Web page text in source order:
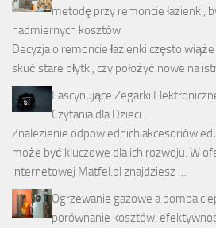
metodę przy remoncie łazienki,
nadmiernych kosztów
Decyzja o remoncie łazienki często
skuć stare płytki, czy położyć nowe na
Fascynujące Zegarki
Czytania dla Dzieci
Znalezienie odpowiednich akcesoriów
może być kluczowe dla ich rozwoju. W
internetowej Matfel.pl znajdziesz …
Ogrzewanie gazowe a pompa
porównanie kosztów,